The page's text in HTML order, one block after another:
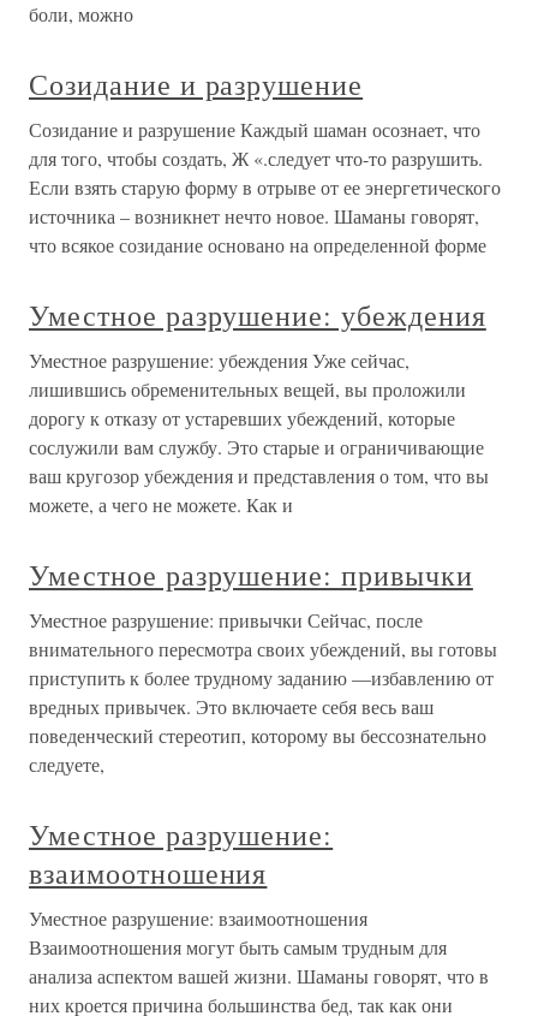
боли, можно
Созидание и разрушение
Созидание и разрушение Каждый шаман осознает, что
для того, чтобы создать, Ж «.следует что-то разрушить.
Если взять старую форму в отрыве от ее энергетического
источника – возникнет нечто новое. Шаманы говорят,
что всякое созидание основано на определенной форме
Уместное разрушение: убеждения
Уместное разрушение: убеждения Уже сейчас,
лишившись обременительных вещей, вы проложили
дорогу к отказу от устаревших убеждений, которые
сослужили вам службу. Это старые и ограничивающие
ваш кругозор убеждения и представления о том, что вы
можете, а чего не можете. Как и
Уместное разрушение: привычки
Уместное разрушение: привычки Сейчас, после
внимательного пересмотра своих убеждений, вы готовы
приступить к более трудному заданию —избавлению от
вредных привычек. Это включаете себя весь ваш
поведенческий стереотип, которому вы бессознательно
следуете,
Уместное разрушение:
взаимоотношения
Уместное разрушение: взаимоотношения
Взаимоотношения могут быть самым трудным для
анализа аспектом вашей жизни. Шаманы говорят, что в
них кроется причина большинства бед, так как они